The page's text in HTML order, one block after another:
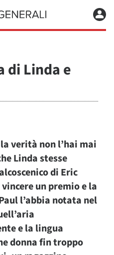
di Linda e
verità non l’hai mai
Linda stesse
di Eric
un premio e la
l’abbia notata nel
e la lingua
donna fin troppo